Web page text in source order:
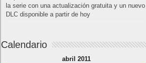
la serie con una actualización gratuita y un nuevo
DLC disponible a partir de hoy
Calendario
abril 2011